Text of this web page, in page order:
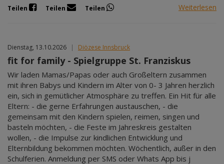
Teilen Teilen Teilen Weiterlesen
Dienstag, 13.10.2026 | Diözese Innsbruck
fit for family - Spielgruppe St. Franziskus
Wir laden Mamas/Papas oder auch Großeltern zusammen
mit ihren Babys und Kindern im Alter von 0- 3 Jahren herzlich
ein, sich in gemütlicher Atmosphäre zu treffen. Ein Hit für alle
Eltern: - die gerne Erfahrungen austauschen, - die
gemeinsam mit den Kindern spielen, reimen, singen und
basteln möchten, - die Feste im Jahreskreis gestalten
wollen, - die Impulse zur kindlichen Entwicklung und
Elternbildung bekommen möchten. Wöchentlich, außer in den
Schulferien. Anmeldung per SMS oder Whats App bis j